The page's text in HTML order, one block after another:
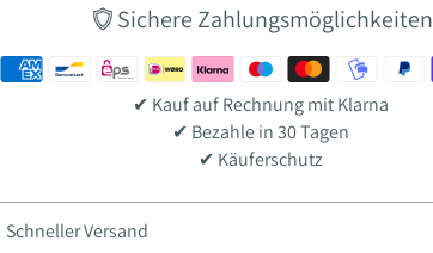
Sichere Zahlungsmöglichkeiten
✔ Kauf auf Rechnung mit Klarna
✔ Bezahle in 30 Tagen
✔ Käuferschutz
Schneller Versand